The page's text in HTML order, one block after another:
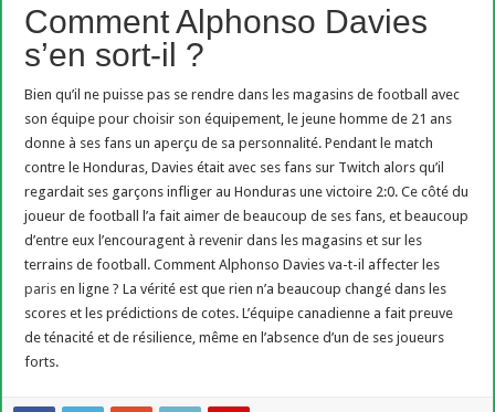
Comment Alphonso Davies
s’en sort-il ?
Bien qu’il ne puisse pas se rendre dans les magasins de football avec
son équipe pour choisir son équipement, le jeune homme de 21 ans
donne à ses fans un aperçu de sa personnalité. Pendant le match
contre le Honduras, Davies était avec ses fans sur Twitch alors qu’il
regardait ses garçons infliger au Honduras une victoire 2:0. Ce côté du
joueur de football l’a fait aimer de beaucoup de ses fans, et beaucoup
d’entre eux l’encouragent à revenir dans les magasins et sur les
terrains de football. Comment Alphonso Davies va-t-il affecter les
paris en ligne ? La vérité est que rien n’a beaucoup changé dans les
scores et les prédictions de cotes. L’équipe canadienne a fait preuve
de ténacité et de résilience, même en l’absence d’un de ses joueurs
forts.